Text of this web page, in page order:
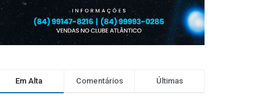
Em Alta Comentários Últimas